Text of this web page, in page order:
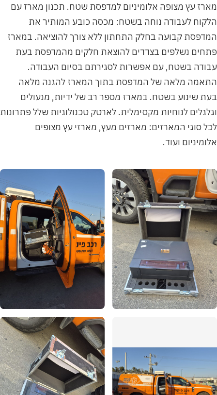
מארז עץ מצופה אלומיניום למדפסת שטח. תכנון מארז עם
הלקוח לעבודה נוחה בשטח: מכסה כובע המותיר את
המדפסת קבועה בחלק התחתון ללא צורך להוציאה. במארז
פתחים נשלפים בצדדים להוצאת חלקים מהמדפסת בעת
עבודה בשטח, עם אפשרות לסגירתם בסיום העבודה.
התאמה מלאה של המדפסת בתוך המארז להגנה מלאה
בעת שינוע בשטח. במארז מספר רב של ידיות, מנעולים
וגלגלים לנוחיות מקסימלית. לארטק טכנולוגיות שלל פתרונות
לכל סוגי המארזים: מארזים מעץ, מארזי עץ מצופים
אלומיניום ועוד.